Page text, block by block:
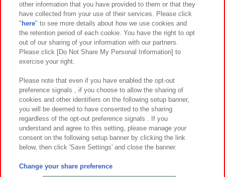
関連会社 サステナビリティ サイトポリシー
プライバシーポリシー ウェブアクセシビリティ方針と検証結果
お取引先さまとともに
カスタマーハラスメント対応方針 よくあるご質問・お問い合わせ
©Bandai Namco Amusement Inc.
©Bandai Namco Amusement Lab Inc.
other information that you have provided to them or that they
have collected from your use of their services. Please click
" here" to see more details about how we use cookies and
the retention period of each cookie. You have the right to opt
out of our sharing of your information with our partners.
Please click [Do Not Share My Personal Information] to
exercise your right.
Please note that even if you have enabled the opt-out
preference signals , if you choose to allow the sharing of
cookies and other identifiers on the following setup banner,
you will be deemed to have consented to the sharing
regardless of the opt-out preference signals . If you
understand and agree to this setting, please manage your
consent on the following setup banner by clicking the link
below, then click 'Save Settings' and close the banner.
Change your share preference